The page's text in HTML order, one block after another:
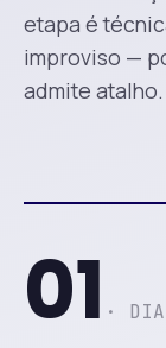
etapa é
improviso —
admite atalho.
01 ·